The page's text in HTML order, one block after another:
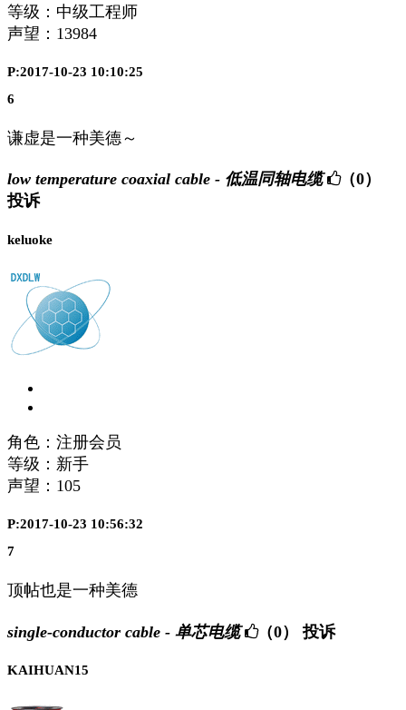
等级：中级工程师
声望： 13984
P:2017-10-23 10:10:25
6
谦虚是一种美德～
low temperature coaxial cable - 低温同轴电缆
（0）
投诉
keluoke
角色：注册会员
等级：新手
声望： 105
P:2017-10-23 10:56:32
7
顶帖也是一种美德
single-conductor cable - 单芯电缆 （0） 投诉
KAIHUAN15